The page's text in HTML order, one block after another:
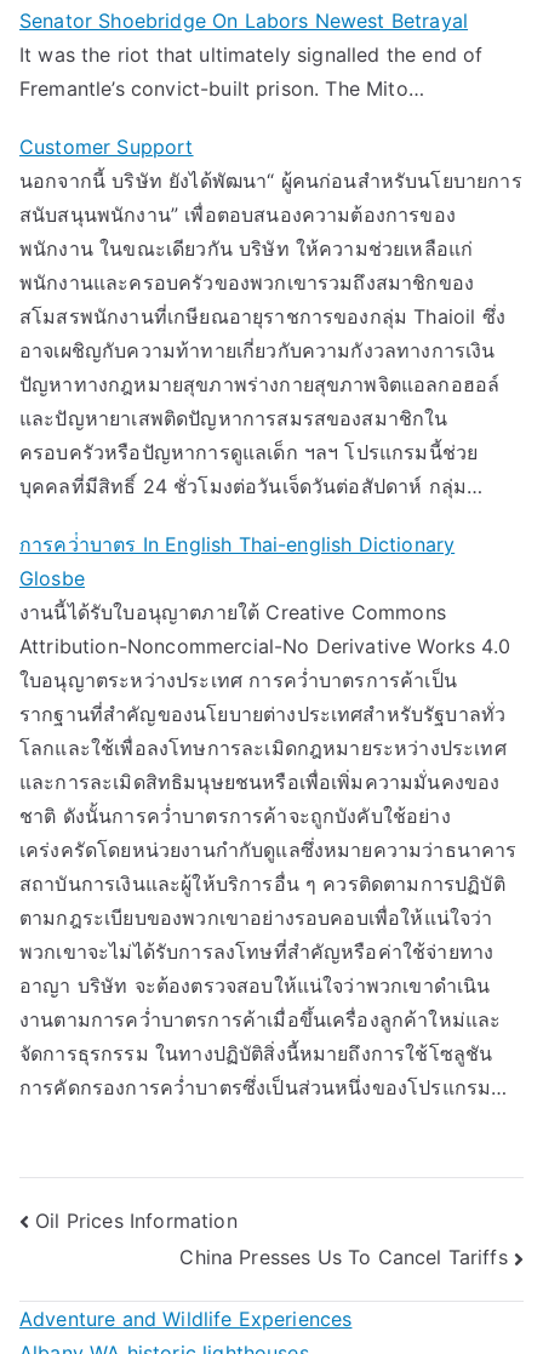
Senator Shoebridge On Labors Newest Betrayal
It was the riot that ultimately signalled the end of
Fremantle’s convict-built prison. The Mito…
Customer Support
นอกจากนี้ บริษัท ยังได้พัฒนา“ ผู้คนก่อนสำหรับนโยบายการ
สนับสนุนพนักงาน” เพื่อตอบสนองความต้องการของ
พนักงาน ในขณะเดียวกัน บริษัท ให้ความช่วยเหลือแก่
พนักงานและครอบครัวของพวกเขารวมถึงสมาชิกของ
สโมสรพนักงานที่เกษียณอายุราชการของกลุ่ม Thaioil ซึ่ง
อาจเผชิญกับความท้าทายเกี่ยวกับความกังวลทางการเงิน
ปัญหาทางกฎหมายสุขภาพร่างกายสุขภาพจิตแอลกอฮอล์
และปัญหายาเสพติดปัญหาการสมรสของสมาชิกใน
ครอบครัวหรือปัญหาการดูแลเด็ก ฯลฯ โปรแกรมนี้ช่วย
บุคคลที่มีสิทธิ์ 24 ชั่วโมงต่อวันเจ็ดวันต่อสัปดาห์ กลุ่ม…
การคว่ําบาตร In English Thai-english Dictionary
Glosbe
งานนี้ได้รับใบอนุญาตภายใต้ Creative Commons
Attribution-Noncommercial-No Derivative Works 4.0
ใบอนุญาตระหว่างประเทศ การคว่ำบาตรการค้าเป็น
รากฐานที่สำคัญของนโยบายต่างประเทศสำหรับรัฐบาลทั่ว
โลกและใช้เพื่อลงโทษการละเมิดกฎหมายระหว่างประเทศ
และการละเมิดสิทธิมนุษยชนหรือเพื่อเพิ่มความมั่นคงของ
ชาติ ดังนั้นการคว่ำบาตรการค้าจะถูกบังคับใช้อย่าง
เคร่งครัดโดยหน่วยงานกำกับดูแลซึ่งหมายความว่าธนาคาร
สถาบันการเงินและผู้ให้บริการอื่น ๆ ควรติดตามการปฏิบัติ
ตามกฎระเบียบของพวกเขาอย่างรอบคอบเพื่อให้แน่ใจว่า
พวกเขาจะไม่ได้รับการลงโทษที่สำคัญหรือค่าใช้จ่ายทาง
อาญา บริษัท จะต้องตรวจสอบให้แน่ใจว่าพวกเขาดำเนิน
งานตามการคว่ำบาตรการค้าเมื่อขึ้นเครื่องลูกค้าใหม่และ
จัดการธุรกรรม ในทางปฏิบัติสิ่งนี้หมายถึงการใช้โซลูชัน
การคัดกรองการคว่ำบาตรซึ่งเป็นส่วนหนึ่งของโปรแกรม…
Post
navigation
Oil Prices Information
China Presses Us To Cancel Tariffs
Adventure and Wildlife Experiences